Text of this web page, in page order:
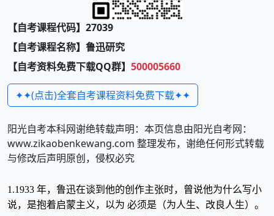
【自考课程代码】27039
【自考课程名称】鲁迅研究
【自考资料免费下载QQ群】 500005660
✦✦(点击)全套自考课程资料免费下载✦✦
阳光自考本科网谢绝转载声明：本页信息由阳光自考网：
www.zikaobenkewang.com 整理发布，谢绝任何形式转载
与修改后声明原创，侵权必究
1.1933 年，鲁迅在谈到他的创作主张时，曾说他为什么写小
说，是抱着启蒙主义，以为 必须是（为人生、改良人生）。